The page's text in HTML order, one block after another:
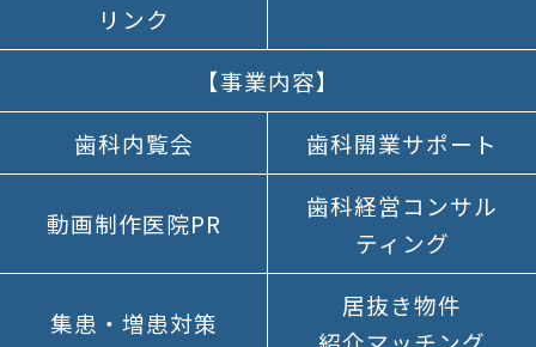
リンク
【事業内容】
歯科内覧会
歯科開業サポート
動画制作医院PR
歯科経営コンサル
ティング
集患・増患対策
居抜き物件